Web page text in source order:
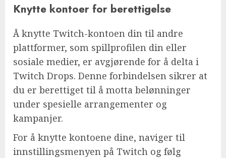
Knytte kontoer for berettigelse
Å knytte Twitch-kontoen din til andre
plattformer, som spillprofilen din eller
sosiale medier, er avgjørende for å delta i
Twitch Drops. Denne forbindelsen sikrer at
du er berettiget til å motta belønninger
under spesielle arrangementer og
kampanjer.
For å knytte kontoene dine, naviger til
innstillingsmenyen på Twitch og følg